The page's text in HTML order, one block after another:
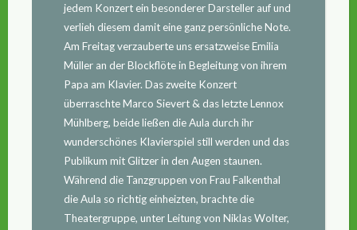
jedem Konzert ein besonderer Darsteller auf und
verlieh diesem damit eine ganz persönliche Note.
Am Freitag verzauberte uns ersatzweise Emilia
Müller an der Blockflöte in Begleitung von ihrem
Papa am Klavier. Das zweite Konzert
überraschte Marco Sievert & das letzte Lennox
Mühlberg, beide ließen die Aula durch ihr
wunderschönes Klavierspiel still werden und das
Publikum mit Glitzer in den Augen staunen.
Während die Tanzgruppen von Frau Falkenthal
die Aula so richtig einheizten, brachte die
Theatergruppe, unter Leitung von Niklas Wolter,